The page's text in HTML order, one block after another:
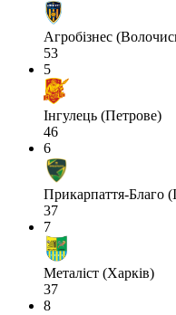
Агробізнес
53
5
Інгулець (Петрове)
46
6
Прикарпаття-Благо
37
7
Металіст (Харків)
37
8